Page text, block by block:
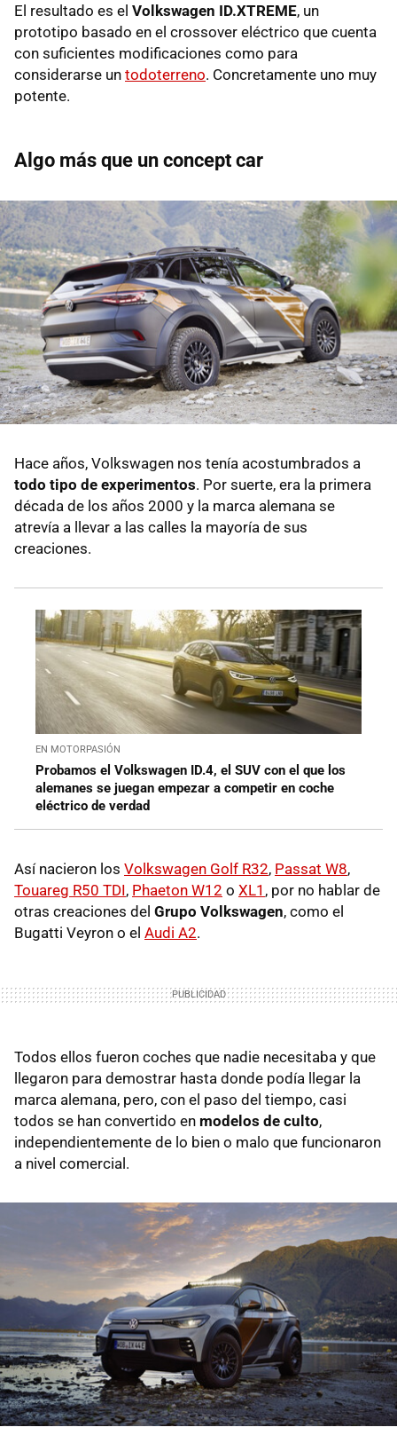
El resultado es el Volkswagen ID.XTREME, un
prototipo basado en el crossover eléctrico que cuenta
con suficientes modificaciones como para
considerarse un todoterreno. Concretamente uno muy
potente.
Algo más que un concept car
Hace años, Volkswagen nos tenía acostumbrados a
todo tipo de experimentos. Por suerte, era la primera
década de los años 2000 y la marca alemana se
atrevía a llevar a las calles la mayoría de sus
creaciones.
EN MOTORPASIÓN
Probamos el Volkswagen ID.4, el SUV con el que los
alemanes se juegan empezar a competir en coche
eléctrico de verdad
Así nacieron los Volkswagen Golf R32, Passat W8,
Touareg R50 TDI, Phaeton W12 o XL1 , por no hablar de
otras creaciones del Grupo Volkswagen, como el
Bugatti Veyron o el Audi A2.
Todos ellos fueron coches que nadie necesitaba y que
llegaron para demostrar hasta donde podía llegar la
marca alemana, pero, con el paso del tiempo, casi
todos se han convertido en modelos de culto,
independientemente de lo bien o malo que funcionaron
a nivel comercial.